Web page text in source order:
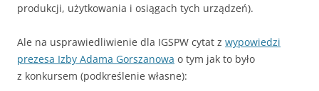
produkcji, użytkowania i osiągach tych urządzeń).
Ale na usprawiedliwienie dla IGSPW cytat z wypowiedzi
prezesa Izby Adama Gorszanowa o tym jak to było
z konkursem (podkreślenie własne):